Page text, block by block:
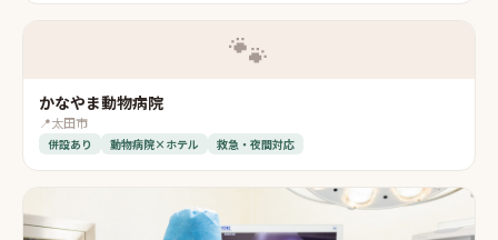
🐾
かなやま動物病院
📍太田市
併設あり 動物病院×ホテル 救急・夜間対応